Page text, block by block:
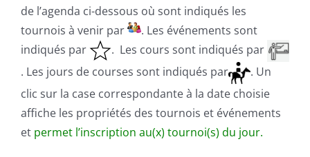
de l’agenda ci-dessous où sont indiqués les
tournois à venir par
. Les événements sont
indiqués par
. Les cours sont indiqués par
. Les jours de courses sont indiqués par
. Un
clic sur la case correspondante à la date choisie
affiche les propriétés des tournois et événements
et permet l’inscription au(x) tournoi(s) du jour.